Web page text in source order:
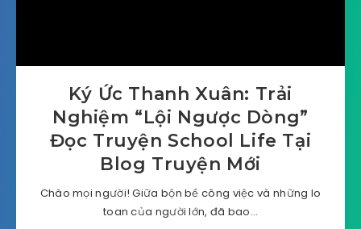
Ký Ức Thanh Xuân: Trải
Nghiệm “Lội Ngược Dòng”
Đọc Truyện School Life Tại
Blog Truyện Mới
Chào mọi người! Giữa bộn bề công việc và những lo
toan của người lớn, đã bao…